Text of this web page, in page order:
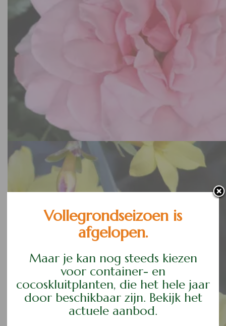
Vollegrondseizoen is
afgelopen.
Maar je kan nog steeds kiezen
voor container- en
cocoskluitplanten, die het hele jaar
door beschikbaar zijn. Bekijk het
actuele aanbod.